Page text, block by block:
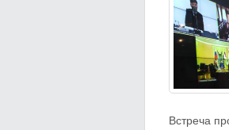
Встреча